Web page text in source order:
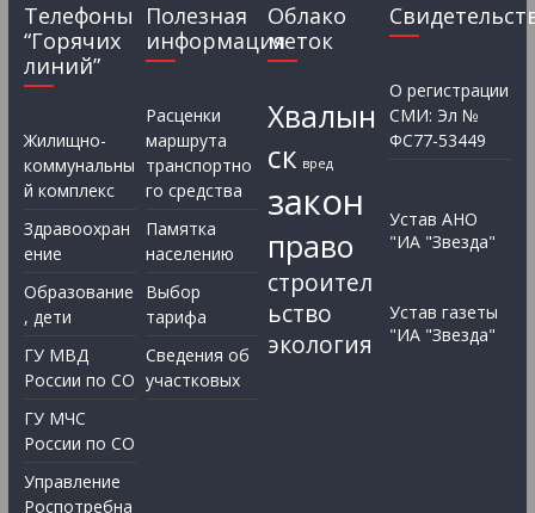
Телефоны
“Горячих
линий”
Жилищно-
коммунальны
й комплекс
Здравоохран
ение
Образование
, дети
ГУ МВД
России по СО
ГУ МЧС
России по СО
Управление
Роспотребна
Полезная
информация
Расценки
маршрута
транспортно
го средства
Памятка
населению
Выбор
тарифа
Сведения об
участковых
Облако
меток
Хвалын
ск вред
закон
право
строител
ьство
экология
О регистрации
СМИ: Эл №
ФС77-53449
Устав АНО
"ИА "Звезда"
Устав газеты
"ИА "Звезда"